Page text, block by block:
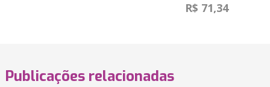
R$ 71,34
Publicações relacionadas